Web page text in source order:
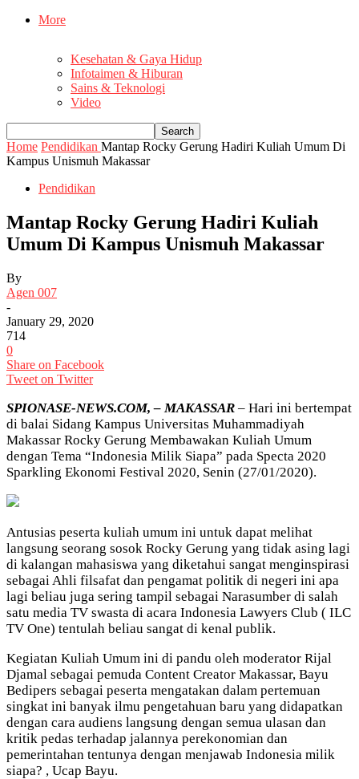
More
Kesehatan & Gaya Hidup
Infotaimen & Hiburan
Sains & Teknologi
Video
Home Pendidikan Mantap Rocky Gerung Hadiri Kuliah Umum Di
Kampus Unismuh Makassar
Pendidikan
Mantap Rocky Gerung Hadiri Kuliah
Umum Di Kampus Unismuh Makassar
By
Agen 007
-
January 29, 2020
714
0
Share on Facebook
Tweet on Twitter
SPIONASE-NEWS.COM, – MAKASSAR – Hari ini bertempat
di balai Sidang Kampus Universitas Muhammadiyah
Makassar Rocky Gerung Membawakan Kuliah Umum
dengan Tema “Indonesia Milik Siapa” pada Specta 2020
Sparkling Ekonomi Festival 2020, Senin (27/01/2020).
Antusias peserta kuliah umum ini untuk dapat melihat
langsung seorang sosok Rocky Gerung yang tidak asing lagi
di kalangan mahasiswa yang diketahui sangat menginspirasi
sebagai Ahli filsafat dan pengamat politik di negeri ini apa
lagi beliau juga sering tampil sebagai Narasumber di salah
satu media TV swasta di acara Indonesia Lawyers Club ( ILC
TV One) tentulah beliau sangat di kenal publik.
Kegiatan Kuliah Umum ini di pandu oleh moderator Rijal
Djamal sebagai pemuda Content Creator Makassar, Bayu
Bedipers sebagai peserta mengatakan dalam pertemuan
singkat ini banyak ilmu pengetahuan baru yang didapatkan
dengan cara audiens langsung dengan semua ulasan dan
kritik pedas terhadap jalannya perekonomian dan
pemerintahan tentunya dengan menjawab Indonesia milik
siapa? , Ucap Bayu.